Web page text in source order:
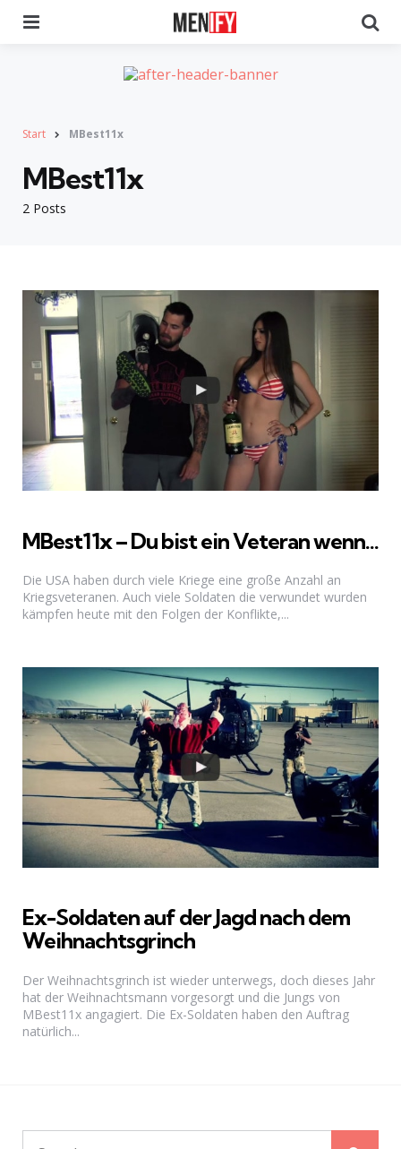
Start MBest11x
2 Posts
MBest11x
MBest11x – Du bist ein Veteran wenn…
Die USA haben durch viele Kriege eine große Anzahl an
Kriegsveteranen. Auch viele Soldaten die verwundet wurden
kämpfen heute mit den Folgen der Konflikte,...
Ex-Soldaten auf der Jagd nach dem
Weihnachtsgrinch
Der Weihnachtsgrinch ist wieder unterwegs, doch dieses Jahr
hat der Weihnachtsmann vorgesorgt und die Jungs von
MBest11x angagiert. Die Ex-Soldaten haben den Auftrag
natürlich...